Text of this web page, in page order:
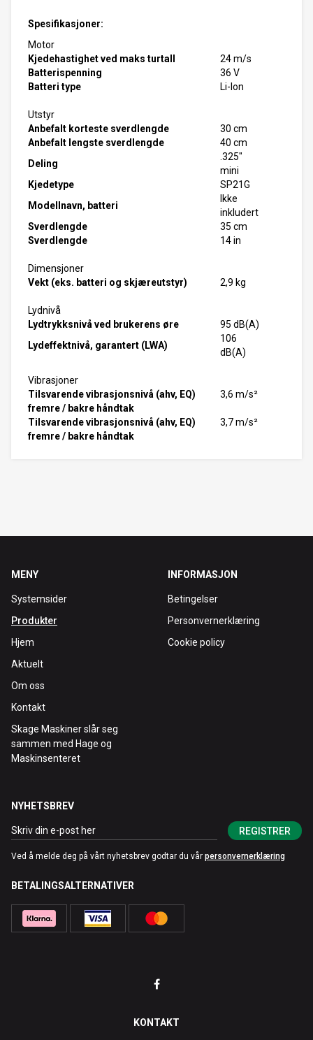
Spesifikasjoner:
Motor
Kjedehastighet ved maks turtall
24 m/s
Batterispenning
36 V
Batteri type
Li-Ion
Utstyr
Anbefalt korteste sverdlengde
30 cm
Anbefalt lengste sverdlengde
40 cm
Deling
.325"
mini
Kjedetype
SP21G
Modellnavn, batteri
Ikke
inkludert
Sverdlengde
35 cm
Sverdlengde
14 in
Dimensjoner
Vekt (eks. batteri og skjæreutstyr)
2,9 kg
Lydnivå
Lydtrykksnivå ved brukerens øre
95 dB(A)
Lydeffektnivå, garantert (LWA)
106
dB(A)
Vibrasjoner
Tilsvarende vibrasjonsnivå (ahv, EQ)
fremre / bakre håndtak
3,6 m/s²
Tilsvarende vibrasjonsnivå (ahv, EQ)
fremre / bakre håndtak
3,7 m/s²
MENY
Systemsider
Produkter
Hjem
Aktuelt
Om oss
Kontakt
Skage Maskiner slår seg
sammen med Hage og
Maskinsenteret
INFORMASJON
Betingelser
Personvernerklæring
Cookie policy
NYHETSBREV
REGISTRER
Ved å melde deg på vårt nyhetsbrev godtar du vår personvernerklæring
BETALINGSALTERNATIVER
KONTAKT